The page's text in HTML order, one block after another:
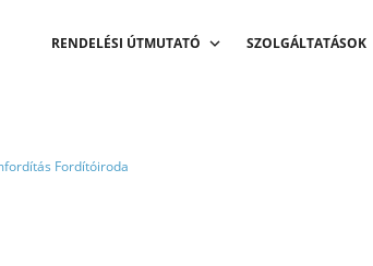
RENDELÉSI ÚTMUTATÓ SZOLGÁLTATÁSOK
Fordítóiroda